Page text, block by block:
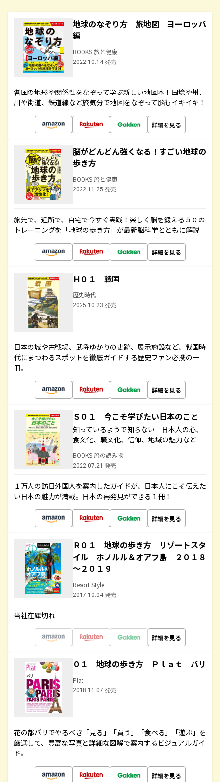
地球のなぞり方 旅地図 ヨーロッパ
編
BOOKS 旅と健康
2022.10.14 発売
各国の地形や関係性をなぞって学ぶ新しい地図本！国境や州、
川や街道、鉄道線など旅気分で地図をなぞって脳もイキイキ！
詳細を見る
脳がどんどん強くなる！すごい地球の
歩き方
BOOKS 旅と健康
2022.11.25 発売
旅先で、近所で、自宅で今すぐ実践！楽しく脳を鍛える５０の
トレーニングを「地球の歩き方」が最新脳科学とともに解説
詳細を見る
Ｈ０１ 戦国
歴史時代
2025.10.23 発売
日本の城や古戦場、武将ゆかりの史跡、展示施設など、戦国時
代にまつわるスポットを徹底ガイドする歴史ファン必携の一
冊。
詳細を見る
Ｓ０１ 今こそ学びたい日本のこと
知っているようで知らない 日本人の心、
食文化、職文化、信仰、地域の魅力など
BOOKS 旅の読み物
2022.07.21 発売
１万人の訪日外国人を案内したガイドが、日本人にこそ伝えた
い日本の魅力が満載。日本の再発見ができる１冊！
詳細を見る
Ｒ０１ 地球の歩き方 リゾートスタ
イル ホノルル＆オアフ島 ２０１８
～２０１９
Resort Style
2017.10.04 発売
当社在庫切れ
詳細を見る
０１ 地球の歩き方 Ｐｌａｔ パリ
Plat
2018.11.07 発売
花の都パリでやるべき「見る」「買う」「食べる」「遊ぶ」を
厳選して、豊富な写真と詳細な図解で案内するビジュアルガイ
ド。
詳細を見る